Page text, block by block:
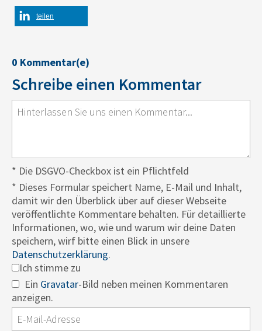
teilen
0 Kommentar(e)
Schreibe einen Kommentar
* Die DSGVO-Checkbox ist ein Pflichtfeld
* Dieses Formular speichert Name, E-Mail und Inhalt,
damit wir den Überblick über auf dieser Webseite
veröffentlichte Kommentare behalten. Für detaillierte
Informationen, wo, wie und warum wir deine Daten
speichern, wirf bitte einen Blick in unsere
Datenschutzerklärung.
Ich stimme zu
Ein Gravatar-Bild neben meinen Kommentaren
anzeigen.